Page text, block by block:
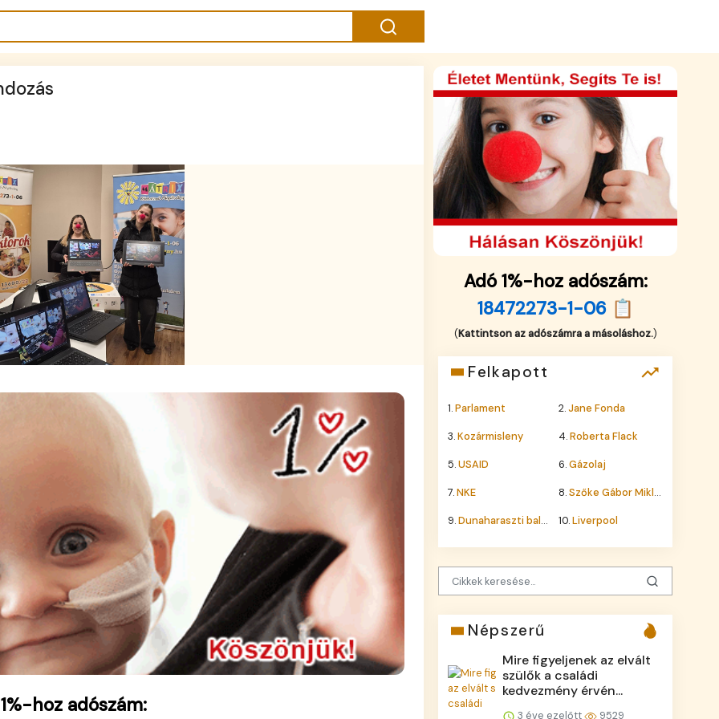
hoz adószám:
Adó 1%-hoz adószám:
18472273-1-06 📋
(Kattintson az adószámra a másoláshoz.)
Felkapott
1.Parlament 2.Jane Fonda
3.Kozármisleny 4.Roberta Flack
5.USAID 6.Gázolaj
7.NKE 8.Szőke Gábor Miklós
9.Dunaharaszti baleset 10.Liverpool
Népszerű
Mire figyeljenek az elvált
szülők a családi
kedvezmény érvén...
3 éve ezelőtt 9529